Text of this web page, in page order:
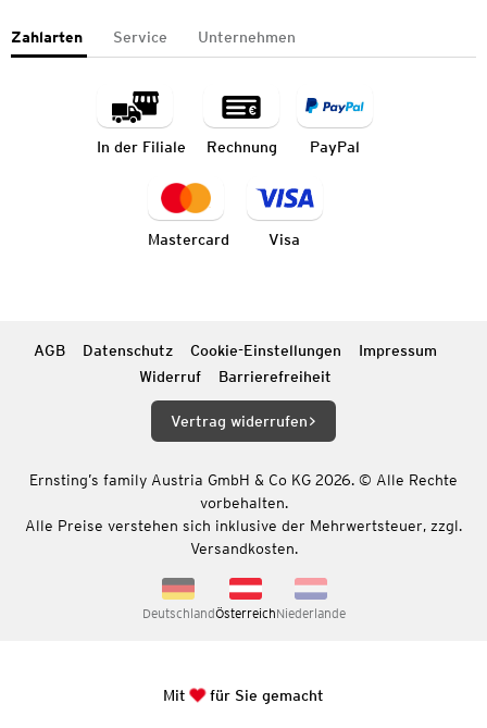
Zahlarten Service Unternehmen
In der Filiale Rechnung PayPal
Mastercard Visa
AGB Datenschutz Cookie-Einstellungen
Impressum
Widerruf
Barrierefreiheit
Vertrag widerrufen
Ernsting’s family Austria GmbH & Co KG 2026. © Alle Rechte
vorbehalten.
Alle Preise verstehen sich inklusive der Mehrwertsteuer, zzgl.
Versandkosten.
DeutschlandÖsterreichNiederlande
Mit für Sie gemacht